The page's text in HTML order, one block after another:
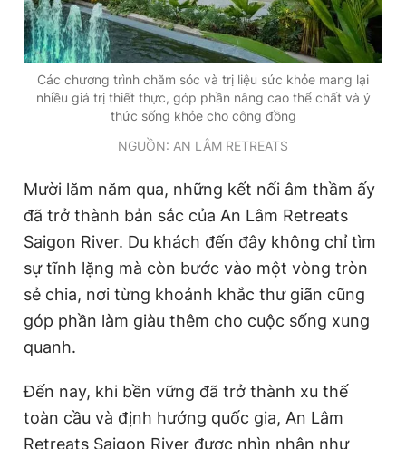
Các chương trình chăm sóc và trị liệu sức khỏe mang lại
nhiều giá trị thiết thực, góp phần nâng cao thể chất và ý
thức sống khỏe cho cộng đồng
NGUỒN: AN LÂM RETREATS
Mười lăm năm qua, những kết nối âm thầm ấy
đã trở thành bản sắc của An Lâm Retreats
Saigon River. Du khách đến đây không chỉ tìm
sự tĩnh lặng mà còn bước vào một vòng tròn
sẻ chia, nơi từng khoảnh khắc thư giãn cũng
góp phần làm giàu thêm cho cuộc sống xung
quanh.
Đến nay, khi bền vững đã trở thành xu thế
toàn cầu và định hướng quốc gia, An Lâm
Retreats Saigon River được nhìn nhận như